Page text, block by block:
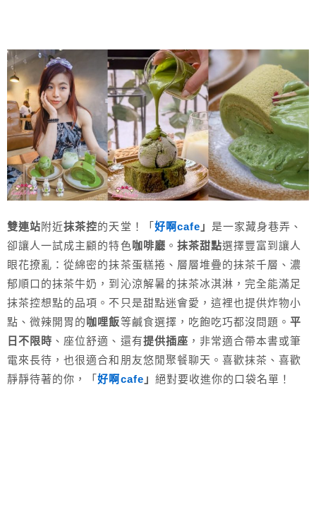
雙連站附近抹茶控的天堂！「 好啊cafe 」 是一家藏身巷弄、
卻讓人一試成主顧的特色 咖啡廳 。 抹茶甜點選擇豐富到讓人
眼花撩亂：從綿密的抹茶蛋糕捲、層層堆疊的抹茶千層、濃
郁順口的抹茶牛奶，到沁涼解暑的抹茶冰淇淋，完全能滿足
抹茶控想點的品項。不只是甜點迷會愛，這裡也提供炸物小
點、微辣開胃的 咖哩飯等鹹食選擇，吃飽吃巧都沒問題。平
日不限時 、座位舒適、還有提供插座 ，非常適合帶本書或筆
電來長待，也很適合和朋友悠閒聚餐聊天。喜歡抹茶、喜歡
靜靜待著的你，「好啊cafe 」 絕對要收進你的口袋名單！